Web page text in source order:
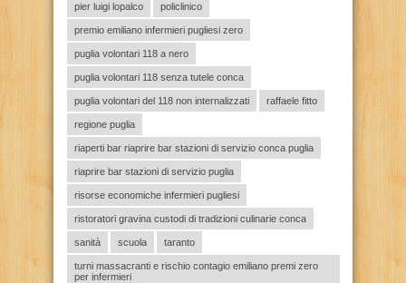
pier luigi lopalco policlinico
premio emiliano infermieri pugliesi zero
puglia volontari 118 a nero
puglia volontari 118 senza tutele conca
puglia volontari del 118 non internalizzati raffaele fitto
regione puglia
riaperti bar riaprire bar stazioni di servizio conca puglia
riaprire bar stazioni di servizio puglia
risorse economiche infermieri pugliesi
ristoratori gravina custodi di tradizioni culinarie conca
sanità scuola taranto
turni massacranti e rischio contagio emiliano premi zero
per infermieri